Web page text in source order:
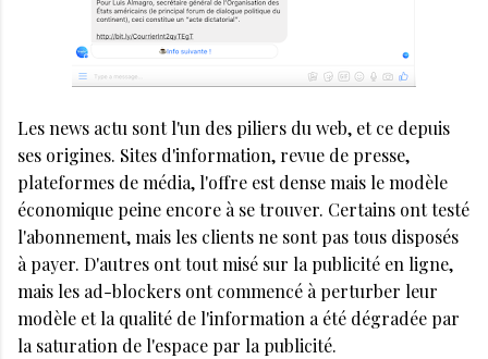
Les news actu sont l'un des piliers du web, et ce depuis
ses origines. Sites d'information, revue de presse,
plateformes de média, l'offre est dense mais le modèle
économique peine encore à se trouver. Certains ont testé
l'abonnement, mais les clients ne sont pas tous disposés
à payer. D'autres ont tout misé sur la publicité en ligne,
mais les ad-blockers ont commencé à perturber leur
modèle et la qualité de l'information a été dégradée par
la saturation de l'espace par la publicité.